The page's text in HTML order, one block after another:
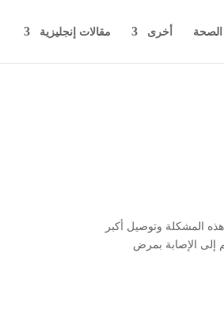
الصحة أخرى مقالات إنجليزية
المشكلة وتوصيل أكبر
إلى الإصابة بمرض